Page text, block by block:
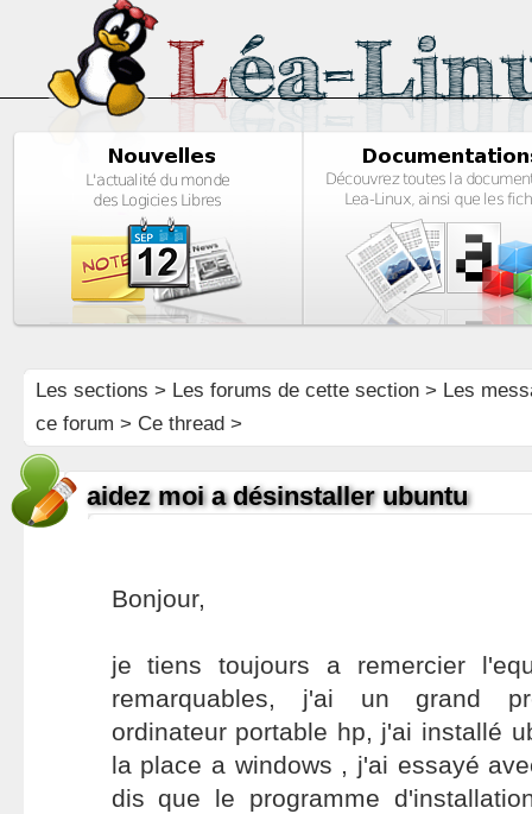
Les sections > Les forums de cette section> Les
ce forum > Ce thread >
aidez moi a désinstaller ubuntu
Bonjour,
je tiens toujours a remercier
remarquables, j'ai un grand
ordinateur portable hp, j'ai installé
la place a windows , j'ai essayé
dis que le programme